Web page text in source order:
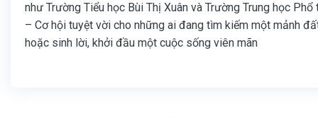
như Trường Tiểu học Bùi Thị Xuân và Trường Trung học
– Cơ hội tuyệt vời cho những ai đang tìm kiếm một mảnh
hoặc sinh lời, khởi đầu một cuộc sống viên mãn